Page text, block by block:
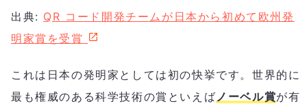
出典: QR コード開発チームが日本から初めて欧州発
明家賞を受賞
これは日本の発明家としては初の快挙です。世界的に
最も権威のある科学技術の賞といえば ノーベル賞が有